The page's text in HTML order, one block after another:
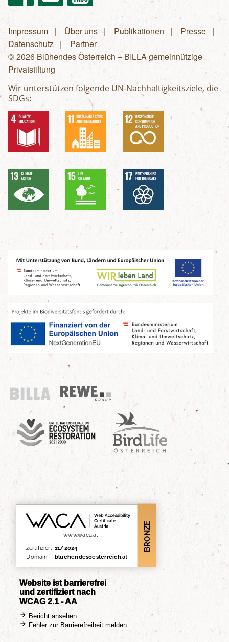
Fußzeilenmenü
Impressum Über uns Publikationen
Presse
Datenschutz
Partner
© 2026 Blühendes Österreich – BILLA gemeinnützige
Privatstiftung
Wir unterstützen folgende UN-Nachhaltigkeitsziele, die
SDGs:
Billa
REWE Group
UN Decade
Birdlife